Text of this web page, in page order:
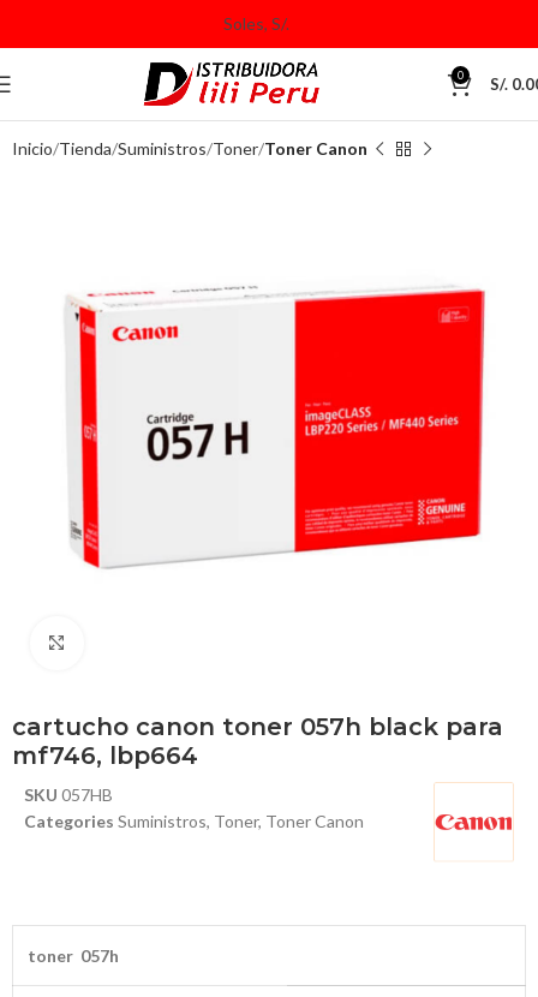
0 S/.
Inicio Tienda Suministros Toner Toner Canon
cartucho canon toner 057h black para
mf746, lbp664
SKU 057HB
Categories Suministros, Toner, Toner Canon
toner 057h